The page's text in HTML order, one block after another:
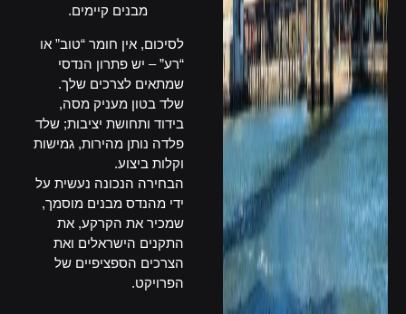
מבנים קיימים.
לסיכום, אין חומר “טוב” או
“רע” – יש פתרון הנדסי
שמתאים לצרכים שלך.
שלד בטון מעניק מסה,
בידוד ותחושת יציבות; שלד
פלדה נותן מהירות, גמישות
וקלות ביצוע.
הבחירה הנכונה נעשית על
ידי מהנדס מבנים מוסמך,
שמכיר את הקרקע, את
התקנים הישראלים ואת
הצרכים הספציפיים של
הפרויקט.